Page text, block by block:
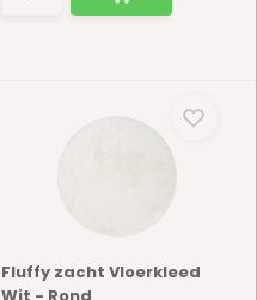
Fluffy zacht Vloerkleed